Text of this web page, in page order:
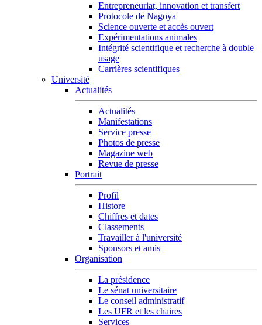
Entrepreneuriat, innovation et transfert
Protocole de Nagoya
Science ouverte et accès ouvert
Expérimentations animales
Intégrité scientifique et recherche à double
usage
Carrières scientifiques
Université
Actualités
Actualités
Manifestations
Service presse
Photos de presse
Magazine web
Revue de presse
Portrait
Profil
Histore
Chiffres et dates
Classements
Travailler à l'université
Sponsors et amis
Organisation
La présidence
Le sénat universitaire
Le conseil administratif
Les UFR et les chaires
Services